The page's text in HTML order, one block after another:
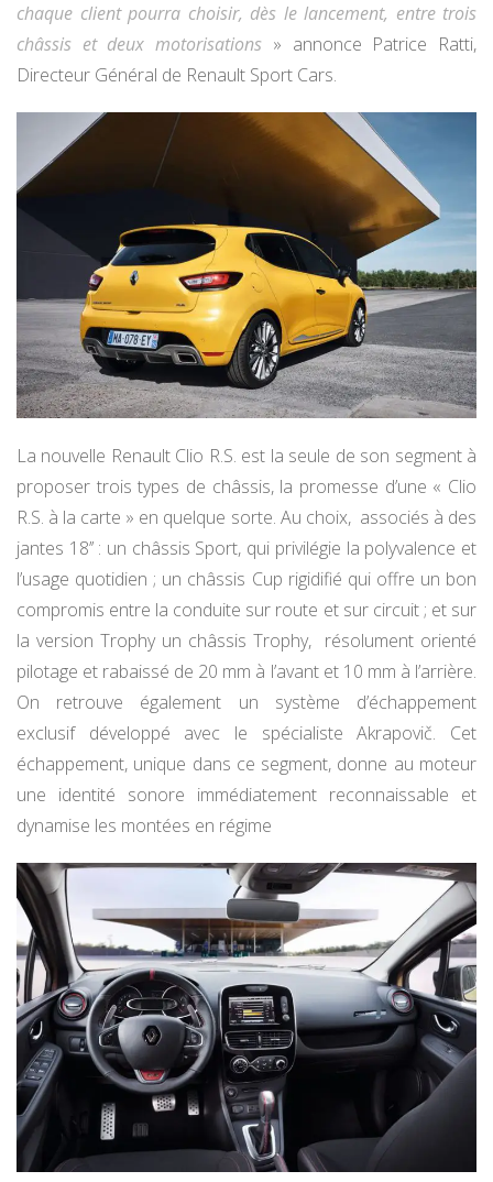
chaque client pourra choisir, dès le lancement, entre trois
châssis et deux motorisations » annonce Patrice Ratti,
Directeur Général de Renault Sport Cars.
La nouvelle Renault Clio R.S. est la seule de son segment à
proposer trois types de châssis, la promesse d’une « Clio
R.S. à la carte » en quelque sorte. Au choix, associés à des
jantes 18’’ : un châssis Sport, qui privilégie la polyvalence et
l’usage quotidien ; un châssis Cup rigidifié qui offre un bon
compromis entre la conduite sur route et sur circuit ; et sur
la version Trophy un châssis Trophy, résolument orienté
pilotage et rabaissé de 20 mm à l’avant et 10 mm à l’arrière.
On retrouve également un système d’échappement
exclusif développé avec le spécialiste Akrapovič. Cet
échappement, unique dans ce segment, donne au moteur
une identité sonore immédiatement reconnaissable et
dynamise les montées en régime